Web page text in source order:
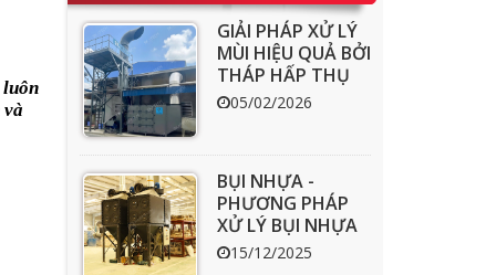
luôn
GIẢI PHÁP XỬ LÝ
MÙI HIỆU QUẢ BỞI
THÁP HẤP THỤ
THAN HOẠT
05/02/2026
BỤI NHỰA -
PHƯƠNG PHÁP
XỬ LÝ BỤI NHỰA
HIỆU QUẢ
15/12/2025